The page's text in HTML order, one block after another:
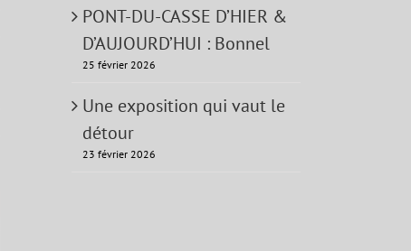
PONT-DU-CASSE D’HIER &
D’AUJOURD’HUI : Bonnel
25 février 2026
Une exposition qui vaut le
détour
23 février 2026